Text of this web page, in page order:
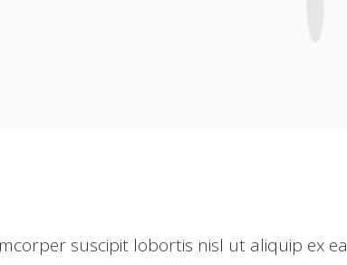
suscipit lobortis nisl ut aliquip ex ea